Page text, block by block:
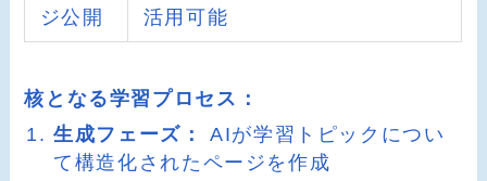
ジ公開
活用可能
核となる学習プロセス：
生成フェーズ：
AIが学習トピックについ
て構造化されたページを作成